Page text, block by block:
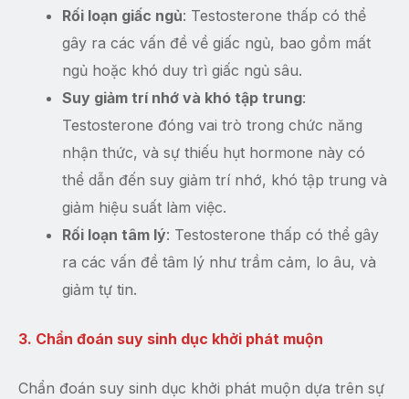
Rối loạn giấc ngủ: Testosterone thấp có thể
gây ra các vấn đề về giấc ngủ, bao gồm mất
ngủ hoặc khó duy trì giấc ngủ sâu.
Suy giảm trí nhớ và khó tập trung:
Testosterone đóng vai trò trong chức năng
nhận thức, và sự thiếu hụt hormone này có
thể dẫn đến suy giảm trí nhớ, khó tập trung và
giảm hiệu suất làm việc.
Rối loạn tâm lý: Testosterone thấp có thể gây
ra các vấn đề tâm lý như trầm cảm, lo âu, và
giảm tự tin.
3. Chẩn đoán suy sinh dục khởi phát muộn
Chẩn đoán suy sinh dục khởi phát muộn dựa trên sự